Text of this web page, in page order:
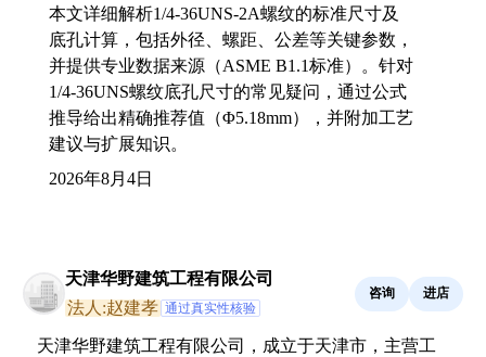
本文详细解析1/4-36UNS-2A螺纹的标准尺寸及
底孔计算，包括外径、螺距、公差等关键参数，
并提供专业数据来源（ASME B1.1标准）。针对
1/4-36UNS螺纹底孔尺寸的常见疑问，通过公式
推导给出精确推荐值（Φ5.18mm），并附加工艺
建议与扩展知识。
2026年8月4日
天津华野建筑工程有限公司
法人:赵建孝 通过真实性核验
咨询 进店
天津华野建筑工程有限公司，成立于天津市，主营工